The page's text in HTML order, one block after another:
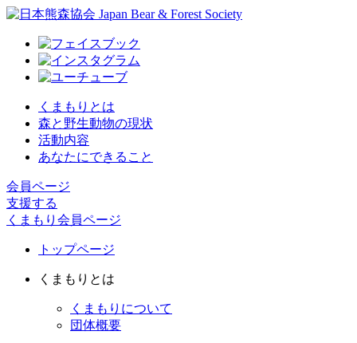
くまもりとは
森と野生動物の現状
活動内容
あなたにできること
会員ページ
支援する
くまもり会員ページ
トップページ
くまもりとは
くまもりについて
団体概要